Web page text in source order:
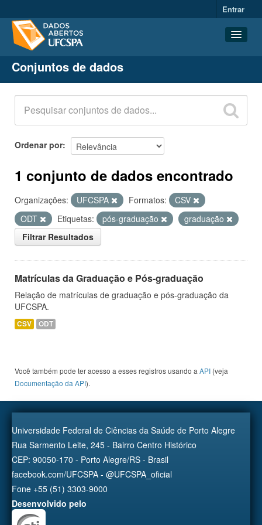
Entrar
Conjuntos de dados
Organizações
Grupos
Sobre
Conjuntos de dados
Ordenar por
1 conjunto de dados encontrado
Organizações: UFCSPA Formatos:
CSV
ODT
Etiquetas: pós-graduação
graduação
Filtrar Resultados
Matrículas da Graduação e Pós-graduação
Relação de matrículas de graduação e pós-graduação da
UFCSPA.
CSV ODT
Você também pode ter acesso a esses registros usando a API (veja
Documentação da API).
Universidade Federal de Ciências da Saúde de Porto Alegre
Rua Sarmento Leite, 245 - Bairro Centro Histórico
CEP: 90050-170 - Porto Alegre/RS - Brasil
facebook.com/UFCSPA - @UFCSPA_oficial
Fone +55 (51) 3303-9000
Desenvolvido pelo